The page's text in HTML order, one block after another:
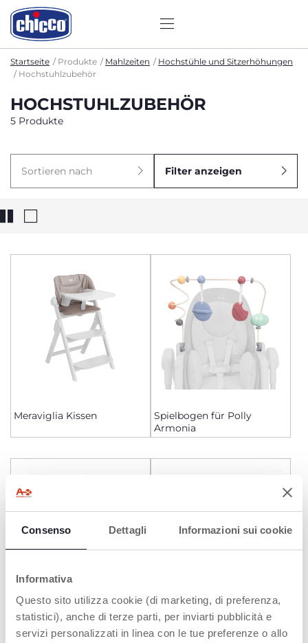
Consenso Dettagli Informazioni sui cookie
Informativa
Questo sito utilizza cookie (di marketing, di preferenza,
statistici), anche di terze parti, per inviarti pubblicità e
servizi personalizzati in linea con le tue preferenze o allo
Startseite Produkte Mahlzeiten
Hochstühle und Sitzerhöhungen
Hochstuhlzubehör
HOCHSTUHLZUBEHÖR
5 Produkte
Sortieren nach Filter anzeigen
Meraviglia Kissen
Spielbogen für Polly
Armonia
Meraviglia Spielbogen Wippenaufsatz Crescendo